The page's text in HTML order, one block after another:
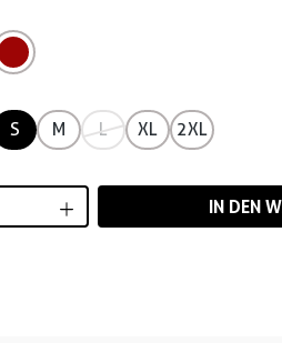
S M L XL 2XL
Anzahl: Gib denIN DEN